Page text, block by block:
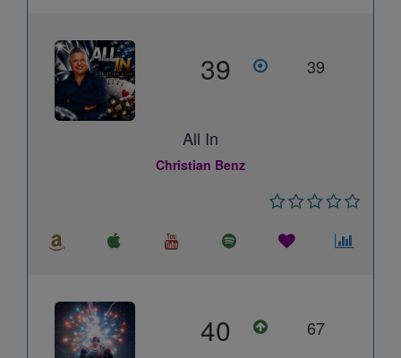
39 39
All In
Christian Benz
40 67